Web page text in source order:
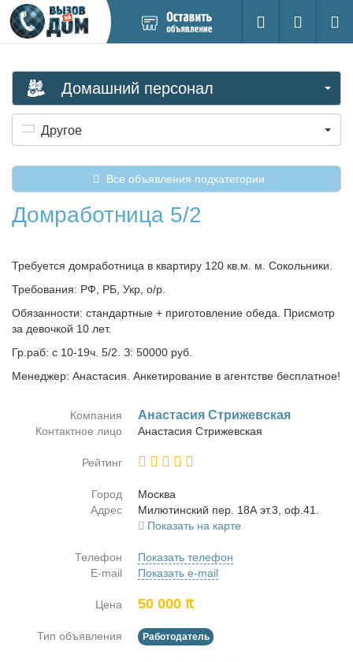
новое
Поиск
Вход на
Домашний персонал
Другое
Все объявления подкатегории
Домработница 5/2
Требуется домработница в квартиру 120 кв.м. м. Сокольники.
Требования: РФ, РБ, Укр, о/р.
Обязанности: стандартные + приготовление обеда. Присмотр
за девочкой 10 лет.
Гр.раб: с 10-19ч. 5/2. З: 50000 руб.
Менеджер: Анастасия. Анкетирование в агентстве бесплатное!
Компания Ана­ста­сия Стри­жев­ская
Контактное лицо Ана­ста­сия Стри­жев­ская
Рейтинг
Город
Москва
Адрес
Ми­лю­тин­ский пер. 18А эт.3, оф.41.
Показать на карте
Телефон
Показать телефон
E-mail
Показать e-mail
Цена 50 000 ₶
Тип объявления Работодатель